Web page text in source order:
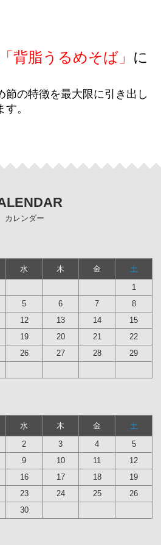
背脂うるめそば 」 に
節の特徴を最大限に引き出し
。
カレンダー
水 木 金
土
1
5 6 7
8
12 13 14
15
19 20 21
22
26 27 28
29
水 木 金
土
2 3 4
5
9 10 11
12
16 17 18
19
23 24 25
26
30